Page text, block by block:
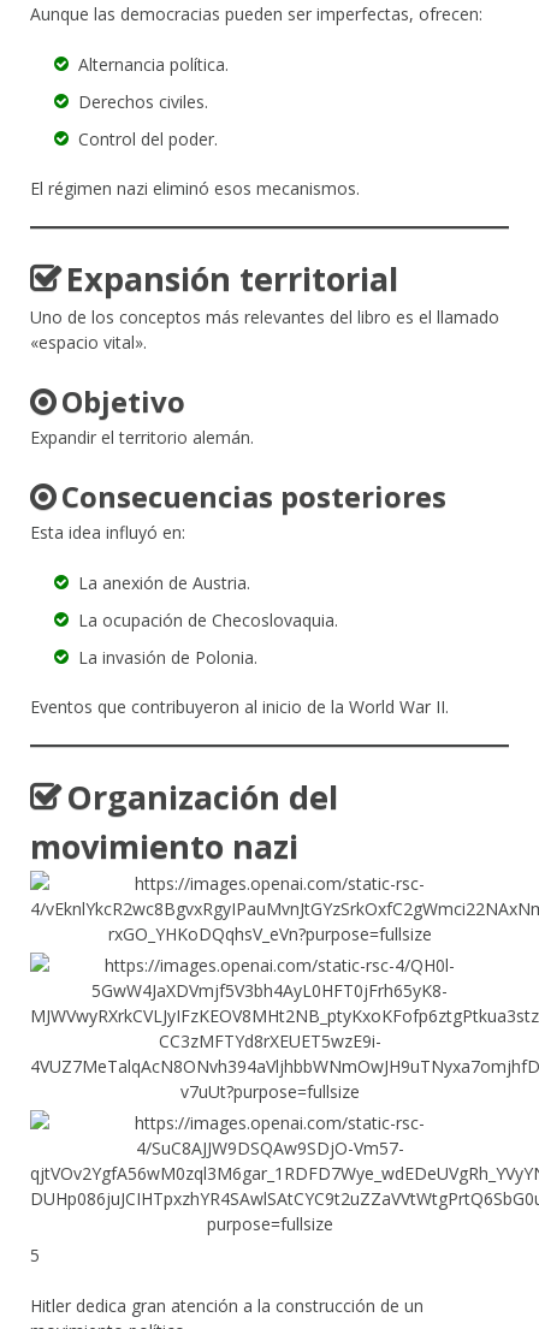
Aunque las democracias pueden ser imperfectas, ofrecen:
Alternancia política.
Derechos civiles.
Control del poder.
El régimen nazi eliminó esos mecanismos.
Expansión territorial
Uno de los conceptos más relevantes del libro es el llamado
«espacio vital».
Objetivo
Expandir el territorio alemán.
Consecuencias posteriores
Esta idea influyó en:
La anexión de Austria.
La ocupación de Checoslovaquia.
La invasión de Polonia.
Eventos que contribuyeron al inicio de la World War II.
Organización del
movimiento nazi
5
Hitler dedica gran atención a la construcción de un